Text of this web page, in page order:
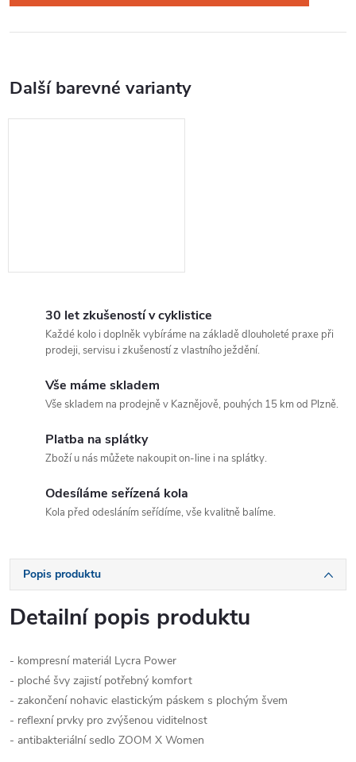
30 let zkušeností v cyklistice
Každé kolo i doplněk vybíráme na základě dlouholeté praxe při
prodeji, servisu i zkušeností z vlastního ježdění.
Vše máme skladem
Vše skladem na prodejně v Kaznějově, pouhých 15 km od Plzně.
Platba na splátky
Zboží u nás můžete nakoupit on-line i na splátky.
Odesíláme seřízená kola
Kola před odesláním seřídíme, vše kvalitně balíme.
Popis produktu
Detailní popis produktu
- kompresní materiál Lycra Power
- ploché švy zajistí potřebný komfort
- zakončení nohavic elastickým páskem s plochým švem
- reflexní prvky pro zvýšenou viditelnost
- antibakteriální sedlo ZOOM X Women